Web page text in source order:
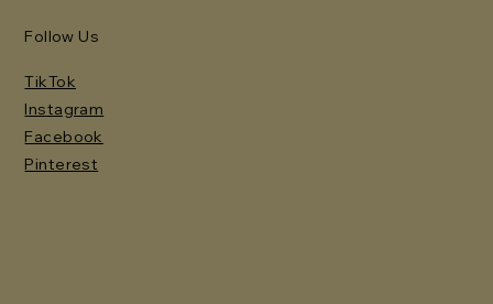
Follow Us
TikTok
Instagram
Facebook
Pinterest